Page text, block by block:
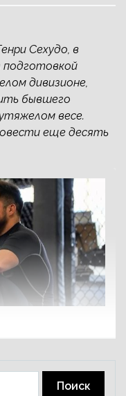
Сехудо, в
подготовкой
дивизионе,
бывшего
весе.
еще десять